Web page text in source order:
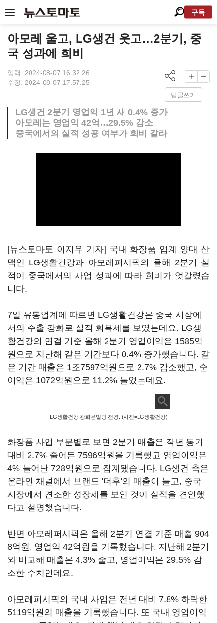
구독
아모레 울고, LG생건 웃고…2분기, 중
국 성과에 희비
입력: 2024-08-07 16:32:26
수정: 2024-08-07 17:57:25
답글쓰기
LG생건 2분기 영업익 1년 새 0.4% 증가
아모레는 영업익 42억…29.5% 감소
중국에서의 실적 성공 여부가 희비 갈라
[뉴스토마토 이지유 기자] 국내 화장품 업계 양대 산
맥인 LG생활건강과 아모레퍼시픽의 올해 2분기 실
적이 중국에서의 사업 성과에 따라 희비가 엇갈렸습
니다.
7일 유통업계에 따르면 LG생활건강은 중국 시장에
서의 수출 강화로 실적 회복세를 보였는데요. LG생
활건강의 연결 기준 올해 2분기 영업이익은 1585억
원으로 지난해 같은 기간보다 0.4% 증가했습니다. 같
은 기간 매출은 1조7597억원으로 2.7% 감소했고, 순
이익은 1072억원으로 11.2% 늘었는데요.
LG생활건강 광화문빌딩 전경. (사진=LG생활건강)
화장품 사업 부문별로 보면 2분기 매출은 작년 동기
대비 2.7% 줄어든 7596억원을 기록했고 영업이익은
4% 늘어난 728억원으로 집계됐습니다. LG생건 측은
온라인 채널에서 브랜드 '더후'의 매출이 늘고, 중국
시장에서 견조한 성장세를 보인 것이 실적을 견인했
다고 설명했습니다.
반면 아모레퍼시픽은 올해 2분기 연결 기준 매출 904
8억원, 영업익 42억원을 기록했습니다. 지난해 2분기
와 비교해 매출은 4.3% 줄고, 영업이익은 29.5% 감
소한 수치인데요.
아모레퍼시픽의 국내 사업은 전년 대비 7.8% 하락한
5119억원의 매출을 기록했습니다. 또 국내 영업이익